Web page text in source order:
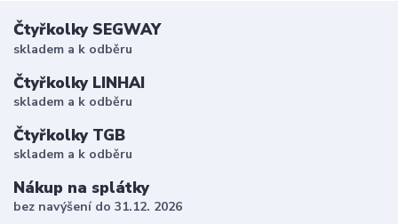
Čtyřkolky SEGWAY
skladem a k odběru
Čtyřkolky LINHAI
skladem a k odběru
Čtyřkolky TGB
skladem a k odběru
Nákup na splátky
bez navýšení do 31.12. 2026